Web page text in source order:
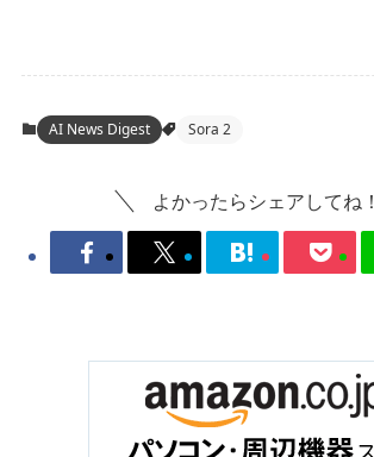
AI News Digest Sora 2
よかったらシェアしてね！